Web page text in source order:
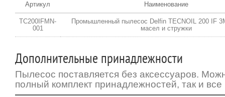
Артикул Наименование
TC200IFMN-
001
Промышленный пылесос Delfin TECNOIL 200 IF
масел и стружки
Дополнительные принадлежности
Пылесос поставляется без аксессуаров.
полный комплект принадлежностей, так и все